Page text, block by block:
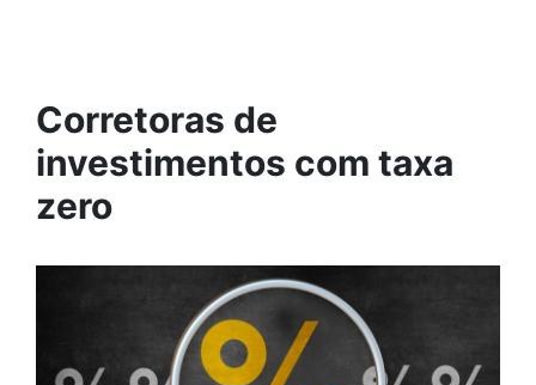
Corretoras de
investimentos com taxa
zero